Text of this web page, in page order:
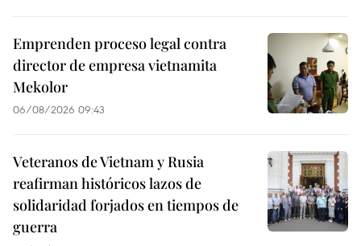
Emprenden proceso legal contra
director de empresa vietnamita
Mekolor
06/08/2026 09:43
Veteranos de Vietnam y Rusia
reafirman históricos lazos de
solidaridad forjados en tiempos de
guerra